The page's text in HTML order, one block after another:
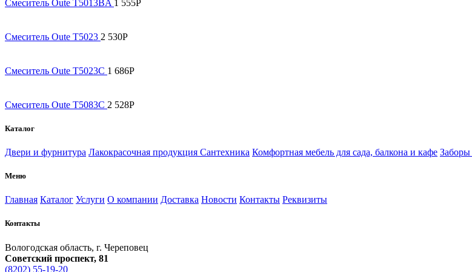
Смеситель Oute T5013BA 1 555Р
Смеситель Oute T5023 2 530Р
Смеситель Oute T5023С 1 686Р
Смеситель Oute T5083С 2 528Р
Каталог
Двери и фурнитура Лакокрасочная продукция Сантехника Комфортная мебель для сада, балкона и кафе
Меню
Главная Каталог Услуги О компании Доставка Новости Контакты Реквизиты
Контакты
Вологодская область, г. Череповец
Советский проспект, 81
(8202) 55-19-20